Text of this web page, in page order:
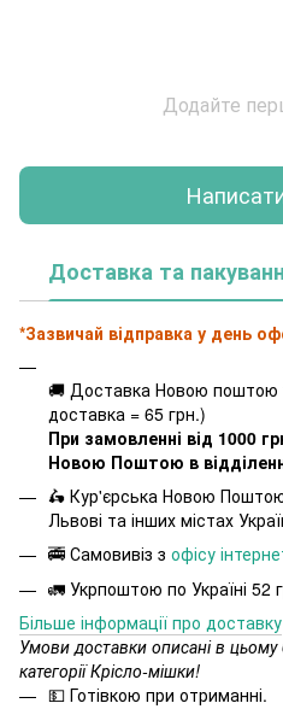
Додайте
Доставка та
*Зазвичай відправка у день
🚚 Доставка Новою поштою
доставка = 65 грн.)
При замовленні від 1000
Новою Поштою в
🛵 Кур'єрська Новою Поштою
Львові та інших містах
🚎 Самовивіз з офісу
🚛 Укрпоштою по Україні 52
Більше інформації про доставку
Умови доставки описані в цьому
категорії Крісло-мішки!
💵 Готівкою при отриманні.